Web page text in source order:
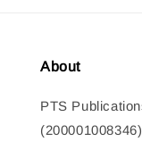
About
PTS
(200001008346)